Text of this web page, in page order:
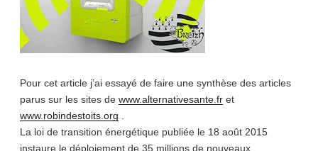
Pour cet article j’ai essayé de faire une synthèse des articles
parus sur les sites de www.alternativesante.fr et
www.robindestoits.org
La loi de transition énergétique publiée le 18 août 2015
instaure le déploiement de 35 millions de nouveaux